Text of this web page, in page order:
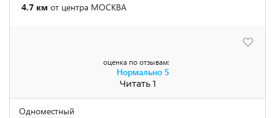
4.7 км от центра МОСКВА
оценка по отзывам:
Нормально 5
Читать 1
Одноместный